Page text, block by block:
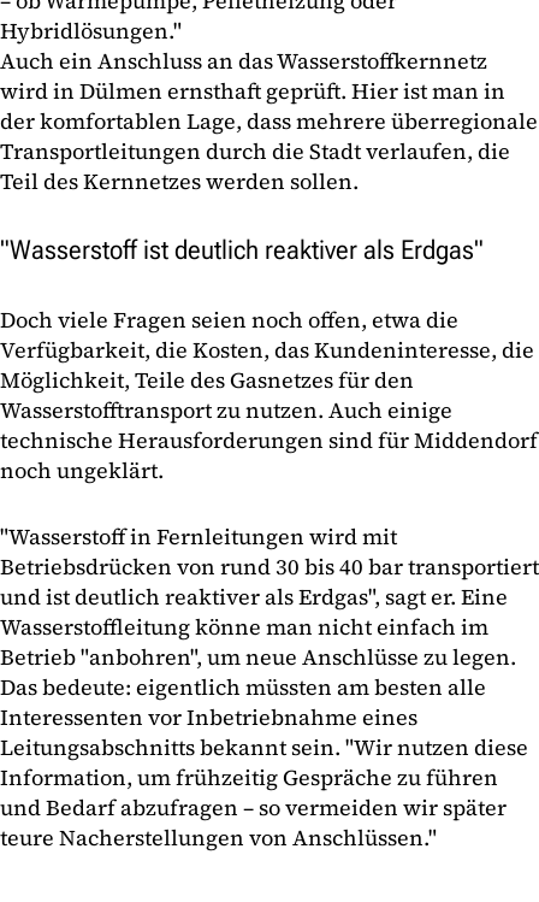
Hybridlösungen."
Auch ein Anschluss an das Wasserstoffkernnetz
wird in Dülmen ernsthaft geprüft. Hier ist man in
der komfortablen Lage, dass mehrere überregionale
Transportleitungen durch die Stadt verlaufen, die
Teil des Kernnetzes werden sollen.
"Wasserstoff ist deutlich reaktiver als Erdgas"
Doch viele Fragen seien noch offen, etwa die
Verfügbarkeit, die Kosten, das Kundeninteresse, die
Möglichkeit, Teile des Gasnetzes für den
Wasserstofftransport zu nutzen. Auch einige
technische Herausforderungen sind für Middendorf
noch ungeklärt.
"Wasserstoff in Fernleitungen wird mit
Betriebsdrücken von rund 30 bis 40 bar transportiert
und ist deutlich reaktiver als Erdgas", sagt er. Eine
Wasserstoffleitung könne man nicht einfach im
Betrieb "anbohren", um neue Anschlüsse zu legen.
Das bedeute: eigentlich müssten am besten alle
Interessenten vor Inbetriebnahme eines
Leitungsabschnitts bekannt sein. "Wir nutzen diese
Information, um frühzeitig Gespräche zu führen
und Bedarf abzufragen – so vermeiden wir später
teure Nacherstellungen von Anschlüssen."